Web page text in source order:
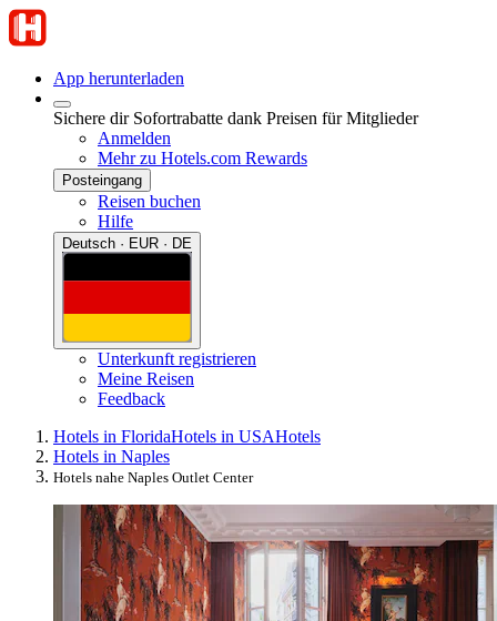
App herunterladen
Sichere dir Sofortrabatte dank Preisen für Mitglieder
Anmelden
Mehr zu Hotels.com Rewards
Posteingang
Reisen buchen
Hilfe
Deutsch · EUR · DE
Unterkunft registrieren
Meine Reisen
Feedback
Hotels in FloridaHotels in USAHotels
Hotels in Naples
Hotels nahe Naples Outlet Center